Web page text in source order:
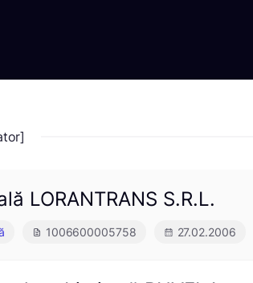
LORANTRANS S.R.L.
1006600005758 27.02.2006